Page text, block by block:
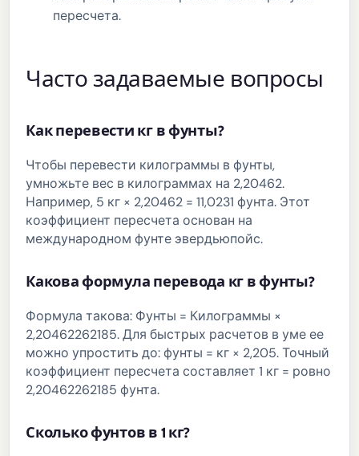
пересчета.
Часто задаваемые вопросы
Как перевести кг в фунты?
Чтобы перевести килограммы в фунты,
умножьте вес в килограммах на 2,20462.
Например, 5 кг × 2,20462 = 11,0231 фунта. Этот
коэффициент пересчета основан на
международном фунте эвердьюпойс.
Какова формула перевода кг в фунты?
Формула такова: Фунты = Килограммы ×
2,20462262185. Для быстрых расчетов в уме ее
можно упростить до: фунты = кг × 2,205. Точный
коэффициент пересчета составляет 1 кг = ровно
2,20462262185 фунта.
Сколько фунтов в 1 кг?